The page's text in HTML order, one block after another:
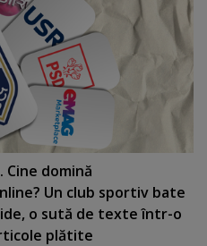
Cine domină
Un club sportiv bate
o sută de texte într-o
plătite